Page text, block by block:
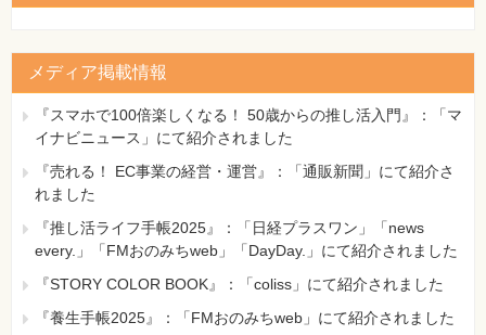
メディア掲載情報
『スマホで100倍楽しくなる！ 50歳からの推し活入門』：「マ
イナビニュース」にて紹介されました
『売れる！ EC事業の経営・運営』：「通販新聞」にて紹介さ
れました
『推し活ライフ手帳2025』：「日経プラスワン」「news
every.」「FMおのみちweb」「DayDay.」にて紹介されました
『STORY COLOR BOOK』：「coliss」にて紹介されました
『養生手帳2025』：「FMおのみちweb」にて紹介されました